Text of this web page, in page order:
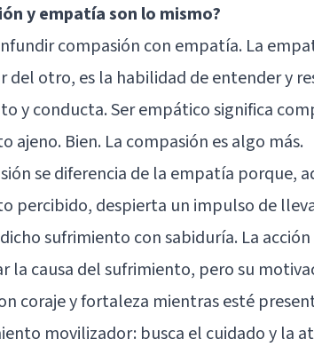
y empatía son lo mismo?
compasión con empatía. La
del otro, es la habilidad de entender y
y conducta. Ser empático significa
ajeno. Bien. La compasión es algo más.
se diferencia de la empatía porque,
percibido, despierta un impulso de
sufrimiento con sabiduría. La
la causa del sufrimiento, pero su
coraje y fortaleza mientras esté
movilizador: busca el cuidado y la